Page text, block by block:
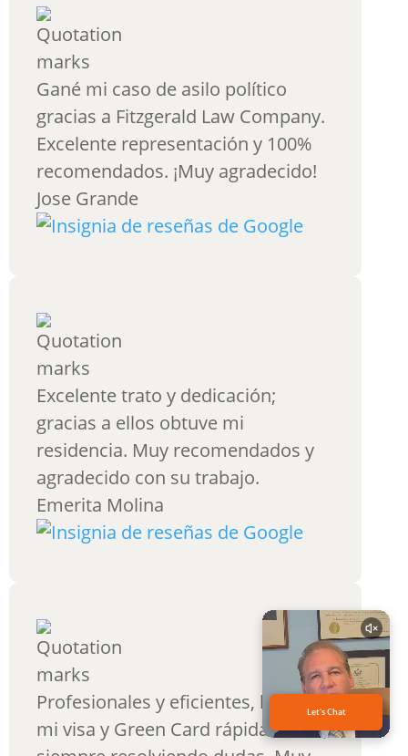
Gané mi caso de asilo político
gracias a Fitzgerald Law Company.
Excelente representación y 100%
recomendados. ¡Muy agradecido!
Jose Grande
Excelente trato y dedicación;
gracias a ellos obtuve mi
residencia. Muy recomendados y
agradecido con su trabajo.
Emerita Molina
Profesionales y eficientes, lograron
mi visa y Green Card rápidamente,